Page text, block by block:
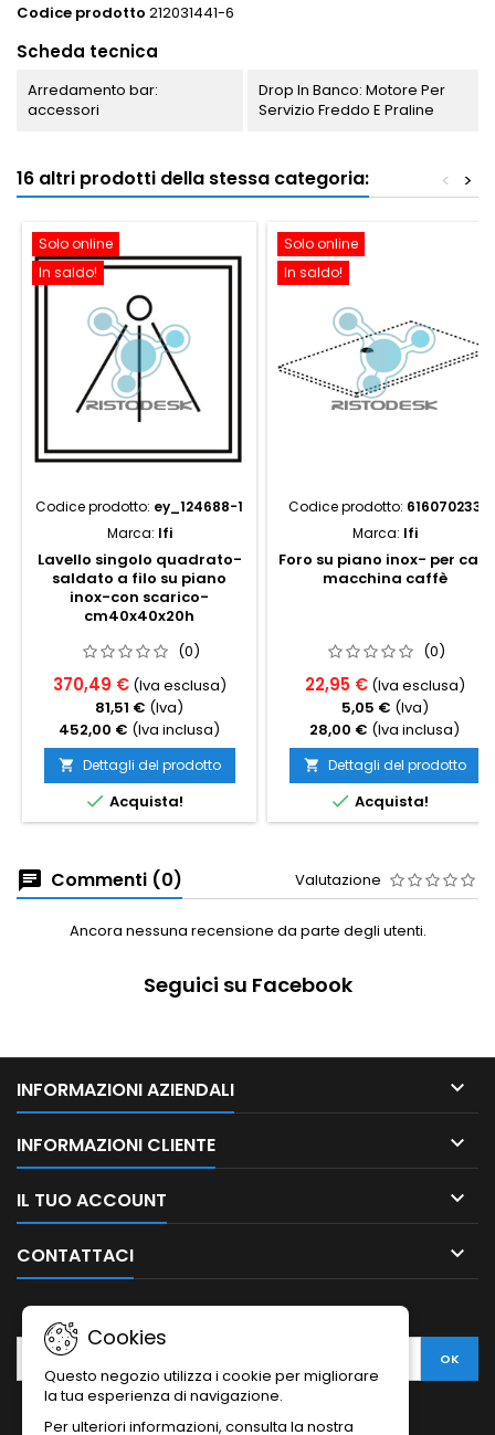
Codice prodotto 212031441-6
Scheda tecnica
Arredamento bar:
accessori
Drop In Banco: Motore Per
Servizio Freddo E Praline
16 altri prodotti della stessa categoria: >
<
Solo online
In saldo!
Codice prodotto: ey_124688-1
Marca: Ifi
Lavello singolo quadrato-
saldato a filo su piano
inox-con scarico-
cm40x40x20h
(0)
370,49 € (Iva esclusa)
81,51 € (Iva)
452,00 € (Iva inclusa)
 Dettagli del prodotto
 Acquista!
Solo online
In saldo!
Codice prodotto: 616070233
Marca: Ifi
Foro su piano inox- per cavi
macchina caffè
(0)
22,95 € (Iva esclusa)
5,05 € (Iva)
28,00 € (Iva inclusa)
 Dettagli del prodotto
 Acquista!
Commenti (0) Valutazione
Ancora nessuna recensione da parte degli utenti.
Seguici su Facebook
INFORMAZIONI AZIENDALI 
INFORMAZIONI CLIENTE 
IL TUO ACCOUNT 
CONTATTACI 
Cookies
Questo negozio utilizza i cookie per migliorare
la tua esperienza di navigazione.
Per ulteriori informazioni, consulta la nostra
NEWSLETTER